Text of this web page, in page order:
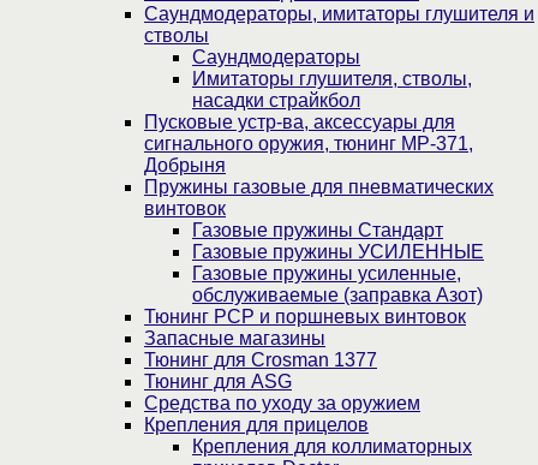
Саундмодераторы, имитаторы глушителя и
стволы
Саундмодераторы
Имитаторы глушителя, стволы,
насадки страйкбол
Пусковые устр-ва, аксессуары для
сигнального оружия, тюнинг МР-371,
Добрыня
Пружины газовые для пневматических
винтовок
Газовые пружины Стандарт
Газовые пружины УСИЛЕННЫЕ
Газовые пружины усиленные,
обслуживаемые (заправка Азот)
Тюнинг PCP и поршневых винтовок
Запасные магазины
Тюнинг для Crosman 1377
Тюнинг для ASG
Средства по уходу за оружием
Крепления для прицелов
Крепления для коллиматорных